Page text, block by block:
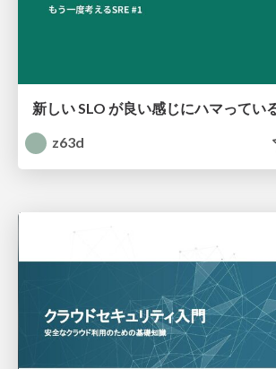
新しい SLO が良い感じにハマってい
z63d